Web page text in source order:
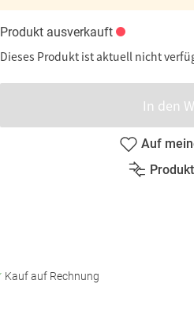
Produkt ausverkauft
Dieses Produkt ist aktuell nicht
In den
Auf
Kauf auf Rechnung